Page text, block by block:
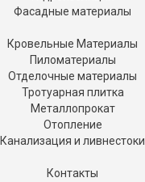
Фасадные материалы
Кровельные Материалы
Пиломатериалы
Отделочные материалы
Тротуарная плитка
Металлопрокат
Отопление
Канализация и ливнестоки
Контакты